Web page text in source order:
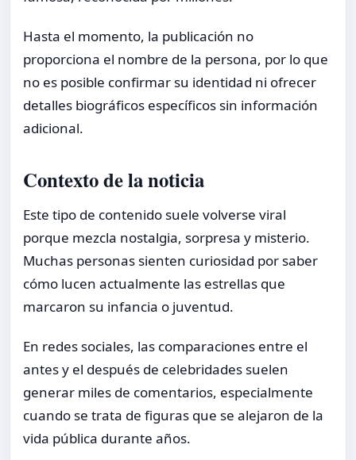
Hasta el momento, la publicación no
proporciona el nombre de la persona, por lo que
no es posible confirmar su identidad ni ofrecer
detalles biográficos específicos sin información
adicional.
Contexto de la noticia
Este tipo de contenido suele volverse viral
porque mezcla nostalgia, sorpresa y misterio.
Muchas personas sienten curiosidad por saber
cómo lucen actualmente las estrellas que
marcaron su infancia o juventud.
En redes sociales, las comparaciones entre el
antes y el después de celebridades suelen
generar miles de comentarios, especialmente
cuando se trata de figuras que se alejaron de la
vida pública durante años.